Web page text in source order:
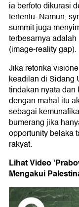
ia berfoto dikurasi
tertentu. Namun,
summit juga
terbesarnya
(image-reality gap).
Jika retorika
keadilan di Sidang
tindakan nyata dan
dengan mahal itu
sebagai
bumerang jika
opportunity belaka
rakyat.
Lihat Video
Mengakui